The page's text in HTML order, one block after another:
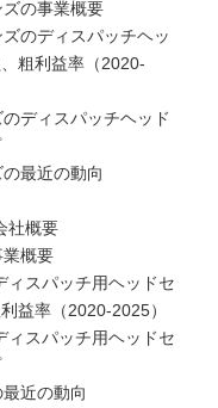
の事業概要
のディスパッチヘッ
粗利益率（2020-
ディスパッチヘッド
最近の動向
社概要
概要
ィスパッチ用ヘッドセ
益率（2020-2025）
ィスパッチ用ヘッドセ
近の動向